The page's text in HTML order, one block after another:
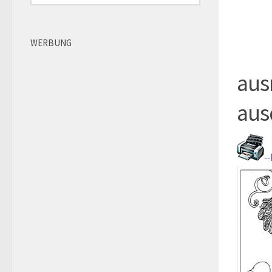
WERBUNG